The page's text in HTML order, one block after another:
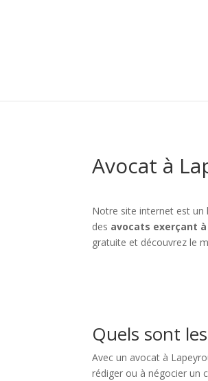
Avocat à
Notre site internet est
des avocats exerçant
gratuite et découvrez le
Quels sont
Avec un avocat à
rédiger ou à négocier un